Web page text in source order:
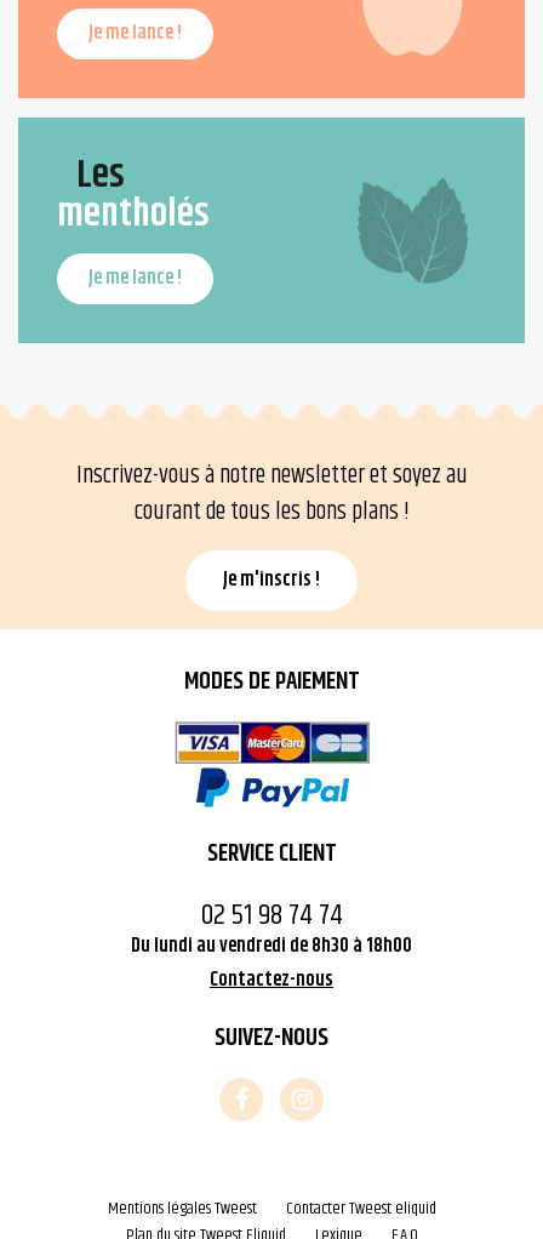
Je me lance !
Les
mentholés
Je me lance !
Inscrivez-vous à notre newsletter et soyez au
courant de tous les bons plans !
Je m'inscris !
MODES DE PAIEMENT
SERVICE CLIENT
02 51 98 74 74
Du lundi au vendredi de 8h30 à 18h00
Contactez-nous
SUIVEZ-NOUS
Mentions légales Tweest
Contacter Tweest eliquid